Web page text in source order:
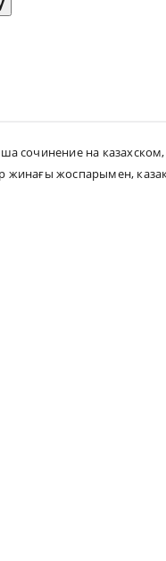
сочинение на казахском,
жинағы жоспарымен,